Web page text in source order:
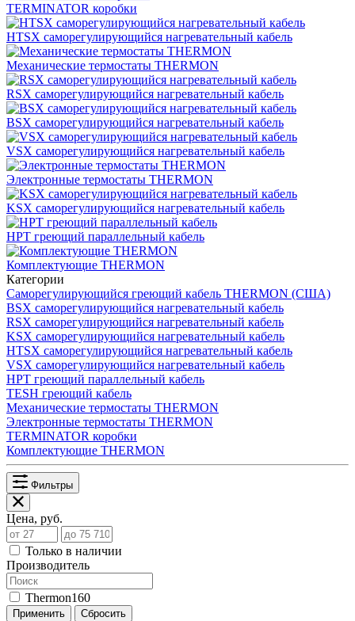
TERMINATOR коробки
HTSX саморегулирующийся нагревательный кабель
Механические термостаты THERMON
RSX саморегулирующийся нагревательный кабель
BSX саморегулирующийся нагревательный кабель
VSX саморегулирующийся нагревательный кабель
Электронные термостаты THERMON
KSX саморегулирующийся нагревательный кабель
НРТ греющий параллельный кабель
Комплектующие THERMON
Категории
Саморегулирующийся греющий кабель THERMON (США)
BSX саморегулирующийся нагревательный кабель
RSX саморегулирующийся нагревательный кабель
KSX саморегулирующийся нагревательный кабель
HTSX саморегулирующийся нагревательный кабель
VSX саморегулирующийся нагревательный кабель
НРТ греющий параллельный кабель
TESH греющий кабель
Механические термостаты THERMON
Электронные термостаты THERMON
TERMINATOR коробки
Комплектующие THERMON
Фильтры
Цена, руб.
Только в наличии
Производитель
Thermon160
Применить Сбросить